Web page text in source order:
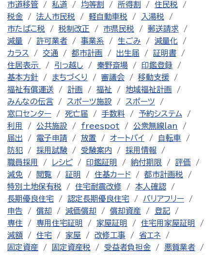
市道移管
私道 均等割 所得割
住民税
税金
法人市民税 軽自動車税
入湯税
市たばこ税
税制改正 市県民税
郵送請求
減量
許可業者 事業系 生ごみ
減量化
カラス
交通 都市計画 出生届
証明書
住居表示
引っ越し 秦野斎場
印鑑登録
基本方針
まちづくり 審議会
移動支援
福祉有償運送
計画 福祉
地域福祉計画
みんなの伝言
スポーツ施設
スポーツ
窓口センター
死亡届 手数料
予約システム
利用
公共施設 freespot
公衆無線lan
届出
電子申請 放置 オートバイ
自転車
防犯
採用試験 受験案内
採用情報
職員採用
レシピ 印鑑証明 納付期限
評価
減免
閲覧 証明 住基カード
都市計画税
特別土地保有税
住宅耐震改修
本人確認
長期優良住宅
認定長期優良住宅
バリアフリー
申告
償却 減価償却 償却資産
登記
専住
専用住宅証明 家屋証明
住宅用家屋証明
減額
住宅 家屋 改修工事
省エネ
固定資産
固定資産税 受益者負担金
悪質業者